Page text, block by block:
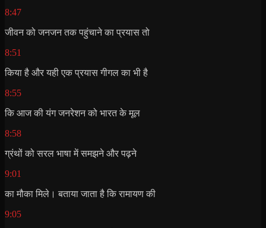
8:47
जीवन को जनजन तक पहुंचाने का प्रयास तो
8:51
किया है और यही एक प्रयास गीगल का भी है
8:55
कि आज की यंग जनरेशन को भारत के मूल
8:58
ग्रंथों को सरल भाषा में समझने और पढ़ने
9:01
का मौका मिले। बताया जाता है कि रामायण की
9:05